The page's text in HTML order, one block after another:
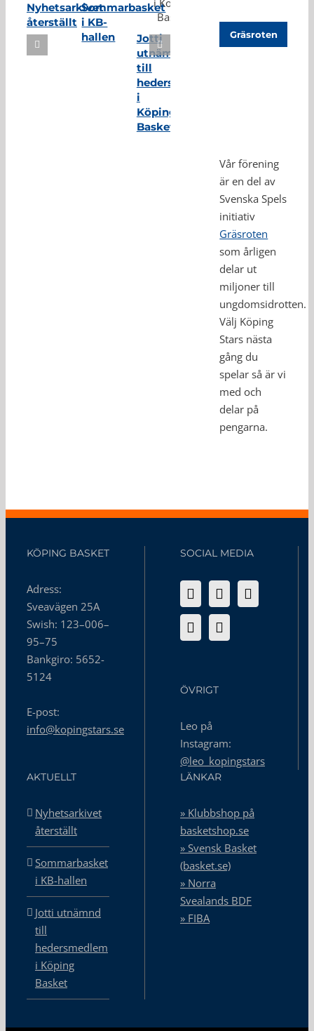
Nyhetsarkivet
återställt
Sommarbasket
i KB-
hallen
Jotti
utnämnd
till
hedersmedlem
i
Köping
Basket
Gräsroten
Vår förening
är en del av
Svenska Spels
initiativ
Gräsroten
som årligen
delar ut
miljoner till
ungdomsidrotten.
Välj Köping
Stars nästa
gång du
spelar så är vi
med och
delar på
pengarna.
KÖPING BASKET
Adress:
Sveavägen 25A
Swish: 123–006–
95–75
Bankgiro: 5652-
5124
E-post:
info@kopingstars.se
SOCIAL MEDIA
ÖVRIGT
Leo på
Instagram:
@leo_kopingstars
AKTUELLT
Nyhetsarkivet
återställt
Sommarbasket
i KB-hallen
Jotti utnämnd
till
hedersmedlem
i Köping
Basket
LÄNKAR
» Klubbshop på
basketshop.se
» Svensk Basket
(basket.se)
» Norra
Svealands BDF
» FIBA